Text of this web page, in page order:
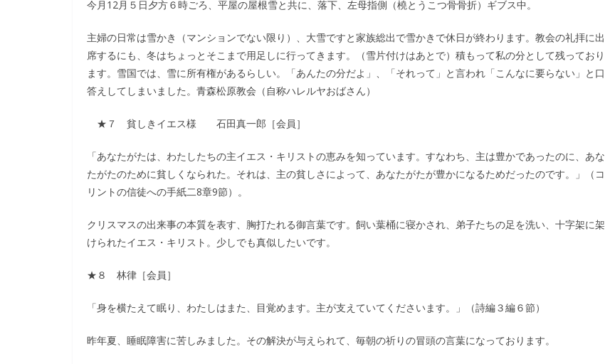
今月12月５日夕方６時ごろ、平屋の屋根雪と共に、落下、左母指側（橈とうこつ骨骨折）ギブス中。
主婦の日常は雪かき（マンションでない限り）、大雪ですと家族総出で雪かきで休日が終わります。教会の礼拝に出
席するにも、冬はちょっとそこまで用足しに行ってきます。（雪片付けはあとで）積もって私の分として残っており
ます。雪国では、雪に所有権があるらしい。「あんたの分だよ」、「それって」と言われ「こんなに要らない」と口
答えしてしまいました。青森松原教会（自称ハレルヤおばさん）
★７ 貧しきイエス様 石田真一郎［会員］
「あなたがたは、わたしたちの主イエス・キリストの恵みを知っています。すなわち、主は豊かであったのに、あな
たがたのために貧しくなられた。それは、主の貧しさによって、あなたがたが豊かになるためだったのです。」（コ
リントの信徒への手紙二8章9節）。
クリスマスの出来事の本質を表す、胸打たれる御言葉です。飼い葉桶に寝かされ、弟子たちの足を洗い、十字架に架
けられたイエス・キリスト。少しでも真似したいです。
★８ 林律［会員］
「身を横たえて眠り、わたしはまた、目覚めます。主が支えていてくださいます。」（詩編３編６節）
昨年夏、睡眠障害に苦しみました。その解決が与えられて、毎朝の祈りの冒頭の言葉になっております。